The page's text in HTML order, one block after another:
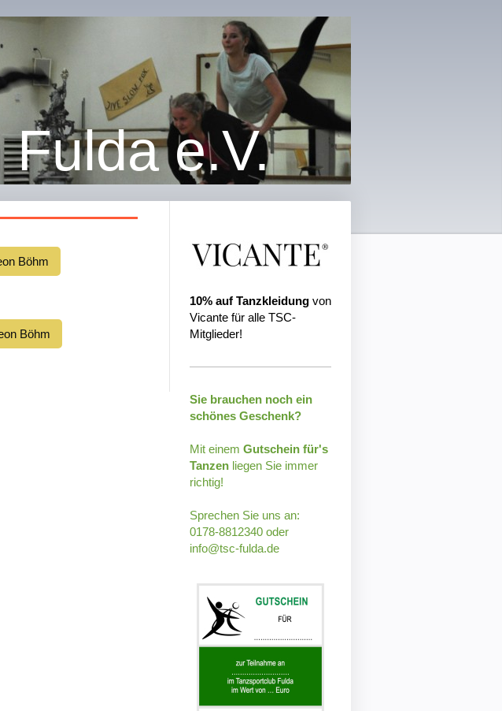
e.V.
Böhm
Böhm
10% auf Tanzkleidungvon
Vicante für alle TSC-
Mitglieder!
Sie brauchen noch ein
schönes Geschenk?
Mit einem Gutschein für's
Tanzenliegen Sie immer
richtig!
Sprechen Sie uns an:
0178-8812340 oder
info@tsc-fulda.de